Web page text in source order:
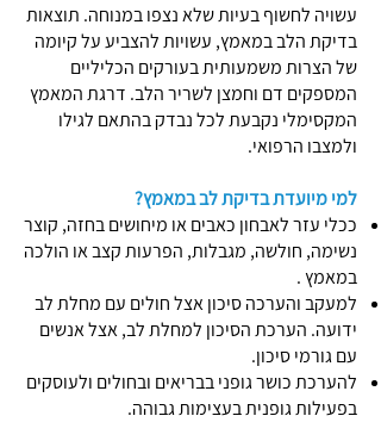
עשויה לחשוף בעיות שלא נצפו במנוחה. תוצאות
בדיקת הלב במאמץ, עשויות להצביע על קיומה
של הצרות משמעותית בעורקים הכליליים
המספקים דם וחמצן לשריר הלב. דרגת המאמץ
המקסימלי נקבעת לכל נבדק בהתאם לגילו
ולמצבו הרפואי.
למי מיועדת בדיקת לב במאמץ?
ככלי עזר לאבחון כאבים או מיחושים בחזה, קוצר
נשימה, חולשה, מגבלות, הפרעות קצב או הולכה
במאמץ .
למעקב והערכה סיכון אצל חולים עם מחלת לב
ידועה. הערכת הסיכון למחלת לב, אצל אנשים
עם גורמי סיכון.
להערכת כושר גופני בבריאים ובחולים ולעוסקים
בפעילות גופנית בעצימות גבוהה.